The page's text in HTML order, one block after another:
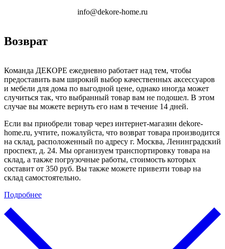
info@dekore-home.ru
Возврат
Команда ДЕКОРЕ ежедневно работает над тем, чтобы
предоставить вам широкий выбор качественных аксессуаров
и мебели для дома по выгодной цене, однако иногда может
случиться так, что выбранный товар вам не подошел. В этом
случае вы можете вернуть его нам в течение 14 дней.
Если вы приобрели товар через интернет-магазин dekore-
home.ru, учтите, пожалуйста, что возврат товара производится
на склад, расположенный по адресу г. Москва, Ленинградский
проспект, д. 24. Мы организуем транспортировку товара на
склад, а также погрузочные работы, стоимость которых
составит от 350 руб. Вы также можете привезти товар на
склад самостоятельно.
Подробнее